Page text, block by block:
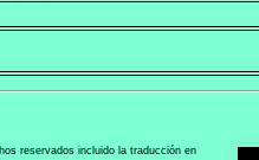
reservados incluido la traducción en